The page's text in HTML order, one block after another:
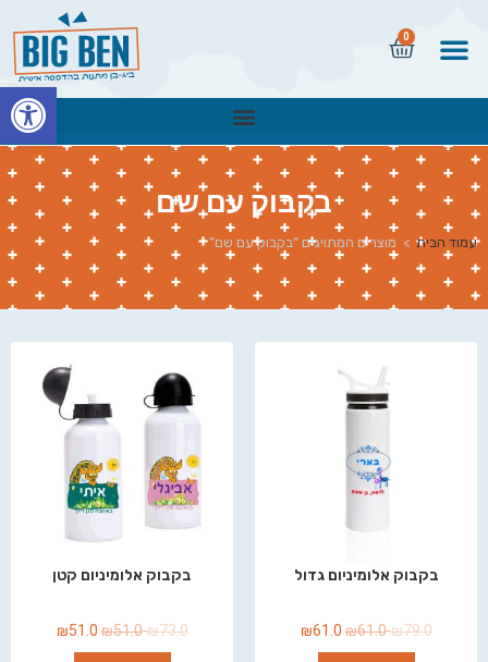
0
בקבוק עם שם
עמוד הבית > מוצרים המתויגים “בקבוק עם שם”
בקבוק אלומיניום גדול
₪79.0
₪61.0
₪61.0
בקבוק אלומיניום קטן
₪73.0
₪51.0
₪51.0